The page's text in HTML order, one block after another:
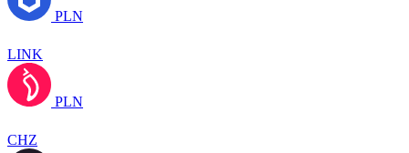
PLN
LINK
PLN
CHZ